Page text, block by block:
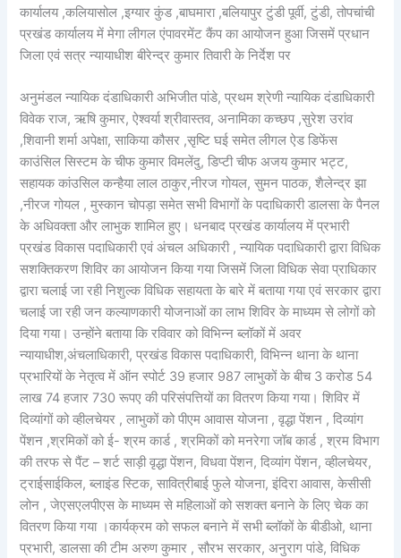
कार्यालय ,कलियासोल ,इग्यार कुंड ,बाघमारा ,बलियापुर टुंडी पूर्वी, टुंडी, तोपचांची
प्रखंड कार्यालय में मेगा लीगल एंपावरमेंट कैंप का आयोजन हुआ जिसमें प्रधान
जिला एवं सत्र न्यायाधीश बीरेन्द्र कुमार तिवारी के निर्देश पर
अनुमंडल न्यायिक दंडाधिकारी अभिजीत पांडे, प्रथम श्रेणी न्यायिक दंडाधिकारी
विवेक राज, ऋषि कुमार, ऐश्वर्या श्रीवास्तव, अनामिका कच्छप ,सुरेश उरांव
,शिवानी शर्मा अपेक्षा, साकिया कौसर ,सृष्टि घई समेत लीगल ऐड डिफेंस
काउंसिल सिस्टम के चीफ कुमार विमलेंदु, डिप्टी चीफ अजय कुमार भट्ट,
सहायक कांउसिल कन्हैया लाल ठाकुर,नीरज गोयल, सुमन पाठक, शैलेन्द्र झा
,नीरज गोयल , मुस्कान चोपड़ा समेत सभी विभागों के पदाधिकारी डालसा के पैनल
के अधिवक्ता और लाभुक शामिल हुए। धनबाद प्रखंड कार्यालय में प्रभारी
प्रखंड विकास पदाधिकारी एवं अंचल अधिकारी , न्यायिक पदाधिकारी द्वारा विधिक
सशक्तिकरण शिविर का आयोजन किया गया जिसमें जिला विधिक सेवा प्राधिकार
द्वारा चलाई जा रही निशुल्क विधिक सहायता के बारे में बताया गया एवं सरकार द्वारा
चलाई जा रही जन कल्याणकारी योजनाओं का लाभ शिविर के माध्यम से लोगों को
दिया गया। उन्होंने बताया कि रविवार को विभिन्न ब्लॉकों में अवर
न्यायाधीश,अंचलाधिकारी, प्रखंड विकास पदाधिकारी, विभिन्न थाना के थाना
प्रभारियों के नेतृत्व में ऑन स्पोर्ट 39 हजार 987 लाभुकों के बीच 3 करोड 54
लाख 74 हजार 730 रूपए की परिसंपत्तियों का वितरण किया गया। शिविर में
दिव्यांगों को व्हीलचेयर , लाभुकों को पीएम आवास योजना , वृद्धा पेंशन , दिव्यांग
पेंशन ,श्रमिकों को ई- श्रम कार्ड , श्रमिकों को मनरेगा जॉब कार्ड , श्रम विभाग
की तरफ से पैंट – शर्ट साड़ी वृद्धा पेंशन, विधवा पेंशन, दिव्यांग पेंशन, व्हीलचेयर,
ट्राईसाईकिल, ब्लाइंड स्टिक, सावित्रीबाई फुले योजना, इंदिरा आवास, केसीसी
लोन , जेएसएलपीएस के माध्यम से महिलाओं को सशक्त बनाने के लिए चेक का
वितरण किया गया ।कार्यक्रम को सफल बनाने में सभी ब्लॉकों के बीडीओ, थाना
प्रभारी, डालसा की टीम अरुण कुमार , सौरभ सरकार, अनुराग पांडे, विधिक